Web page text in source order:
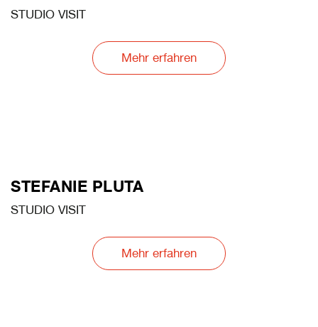
STUDIO VISIT
Mehr erfahren
STEFANIE PLUTA
STUDIO VISIT
Mehr erfahren